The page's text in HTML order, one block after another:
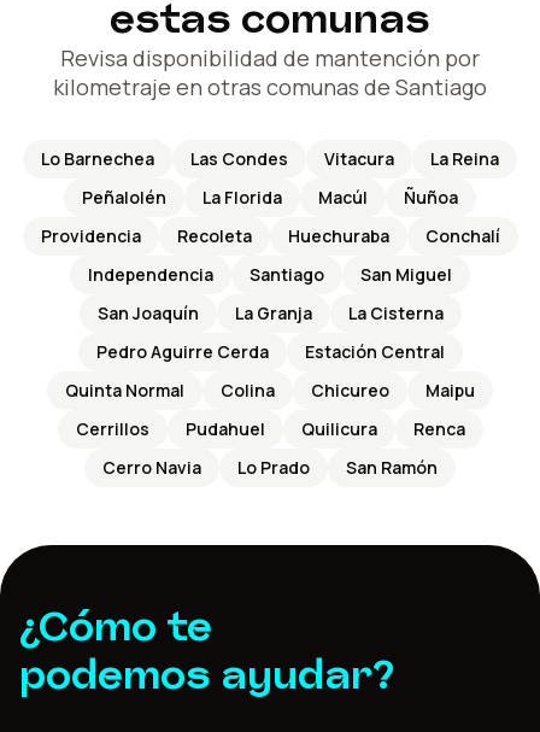
estas comunas
Revisa disponibilidad de mantención por
kilometraje en otras comunas de Santiago
Lo Barnechea Las Condes Vitacura
La Reina
Peñalolén
La Florida Macúl
Ñuñoa
Providencia
Recoleta Huechuraba
Conchalí
Independencia
Santiago
San Miguel
San Joaquín
La Granja
La Cisterna
Pedro Aguirre Cerda
Estación Central
Quinta Normal
Colina Chicureo
Maipu
Cerrillos
Pudahuel Quilicura
Renca
Cerro Navia
Lo Prado San Ramón
¿Cómo te
podemos ayudar?